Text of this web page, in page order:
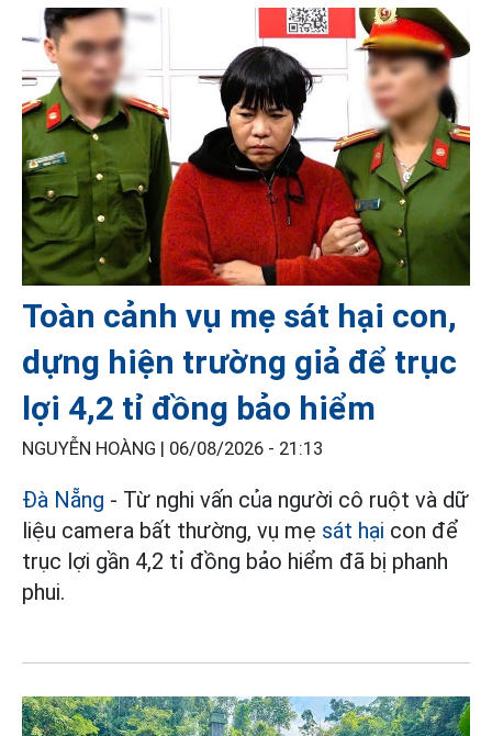
Toàn cảnh vụ mẹ sát hại con,
dựng hiện trường giả để trục
lợi 4,2 tỉ đồng bảo hiểm
NGUYỄN HOÀNG | 06/08/2026 - 21:13
Đà Nẵng - Từ nghi vấn của người cô ruột và dữ
liệu camera bất thường, vụ mẹ sát hại con để
trục lợi gần 4,2 tỉ đồng bảo hiểm đã bị phanh
phui.